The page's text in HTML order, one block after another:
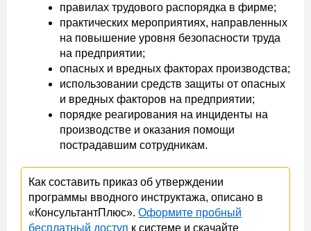
правилах трудового распорядка в фирме;
практических мероприятиях, направленных
на повышение уровня безопасности труда
на предприятии;
опасных и вредных факторах производства;
использовании средств защиты от опасных
и вредных факторов на предприятии;
порядке реагирования на инциденты на
производстве и оказания помощи
пострадавшим сотрудникам.
Как составить приказ об утверждении
программы вводного инструктажа, описано в
«КонсультантПлюс». Оформите пробный
бесплатный доступ к системе и скачайте